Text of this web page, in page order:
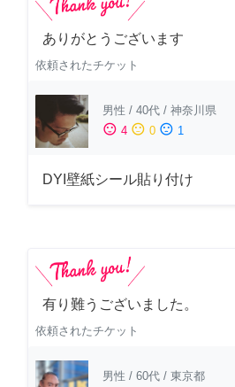
ありがとうございます
依頼されたチケット
男性 / 40代 / 神奈川県
sentiment_satisfied 4 sentiment_neutral 0 sentiment_dissatisfied 1
DYI壁紙シール貼り付け
有り難うございました。
依頼されたチケット
男性 / 60代 / 東京都